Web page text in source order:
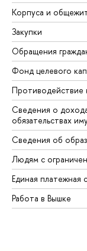
Корпуса и
Закупки
Обращения
Фонд целевого
Противодействие
Сведения о
обязательствах
Сведения об
Людям с
Единая платежная
Работа в Вышке